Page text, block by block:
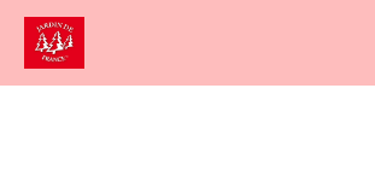
Aller
contenu